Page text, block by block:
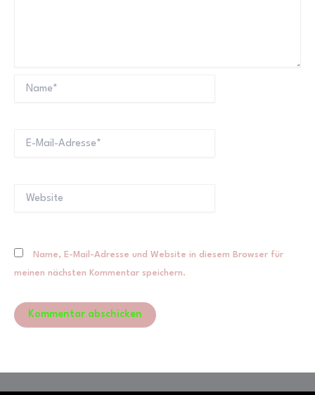
Mail-
Name, E-Mail-Adresse und Website in diesem Browser für
meinen nächsten Kommentar speichern.